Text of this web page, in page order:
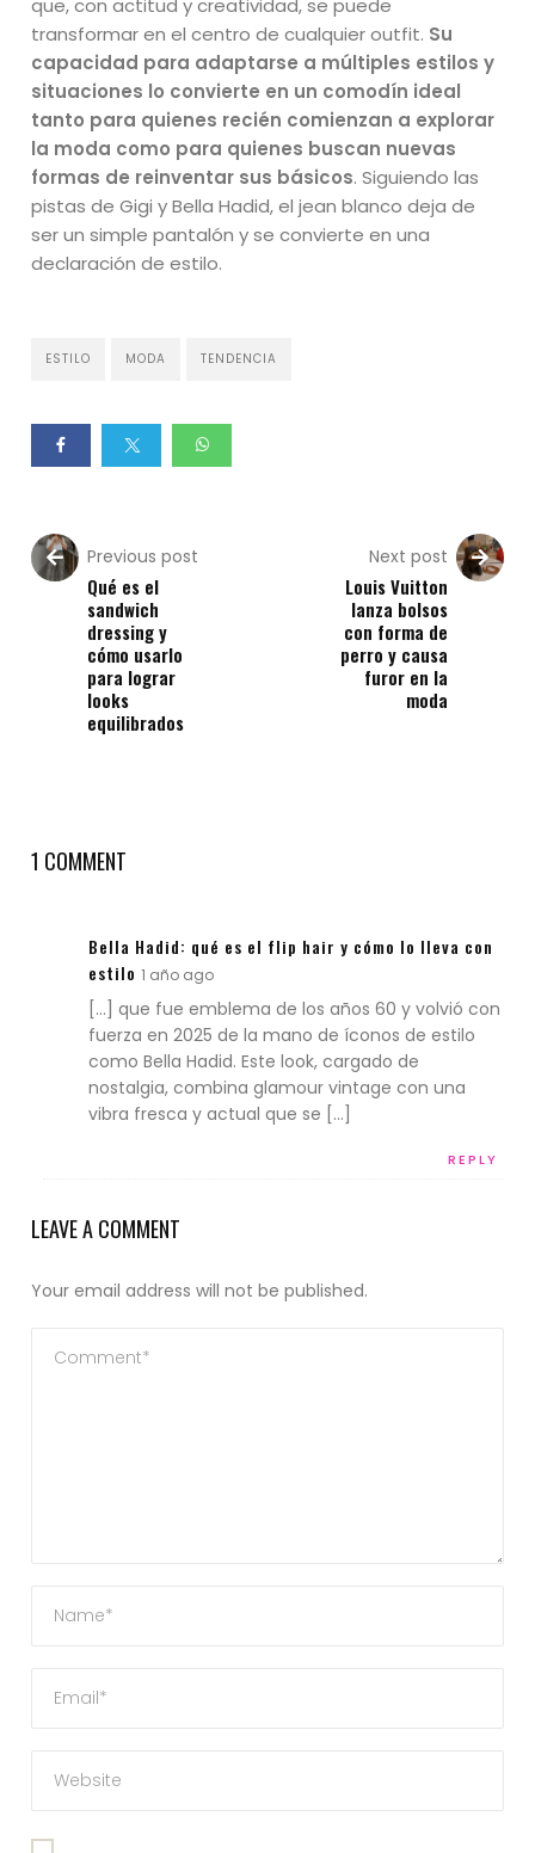
que, con actitud y creatividad, se puede
transformar en el centro de cualquier outfit. Su
capacidad para adaptarse a múltiples estilos y
situaciones lo convierte en un comodín ideal
tanto para quienes recién comienzan a explorar
la moda como para quienes buscan nuevas
formas de reinventar sus básicos. Siguiendo las
pistas de Gigi y Bella Hadid, el jean blanco deja de
ser un simple pantalón y se convierte en una
declaración de estilo.
ESTILO MODA TENDENCIA
Previous post
Qué es el
sandwich
dressing y
cómo usarlo
para lograr
looks
equilibrados
Next post
Louis Vuitton
lanza bolsos
con forma de
perro y causa
furor en la
moda
1 COMMENT
Bella Hadid: qué es el flip hair y cómo lo lleva con
estilo 1 año ago
REPLY
[…] que fue emblema de los años 60 y volvió con
fuerza en 2025 de la mano de íconos de estilo
como Bella Hadid. Este look, cargado de
nostalgia, combina glamour vintage con una
vibra fresca y actual que se […]
LEAVE A COMMENT
Your email address will not be published.